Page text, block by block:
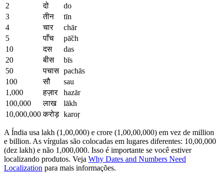
2
दो
do
3
तीन
tīn
4
चार
chār
5
पाँच
pā̃ch
10
दस
das
20
बीस
bīs
50
पचास pachās
100
सौ
sau
1,000
हज़ार
hazār
100,000
लाख
lākh
10,000,000 करोड़ karoṛ
A Índia usa lakh (1,00,000) e crore (1,00,00,000) em vez de million
e billion. As vírgulas são colocadas em lugares diferentes: 10,00,000
(dez lakh) e não 1,000,000. Isso é importante se você estiver
localizando produtos. Veja Why Dates and Numbers Need
Localization para mais informações.